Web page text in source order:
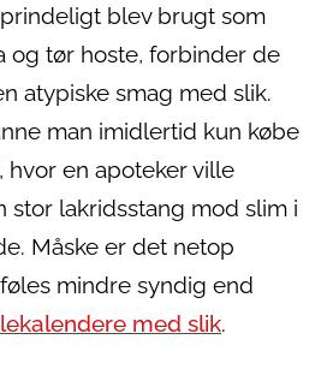
blev brugt som
og tør hoste, forbinder de
atypiske smag med slik.
man imidlertid kun købe
hvor en apoteker ville
stor lakridsstang mod slim i
Måske er det netop
mindre syndig end
med slik.